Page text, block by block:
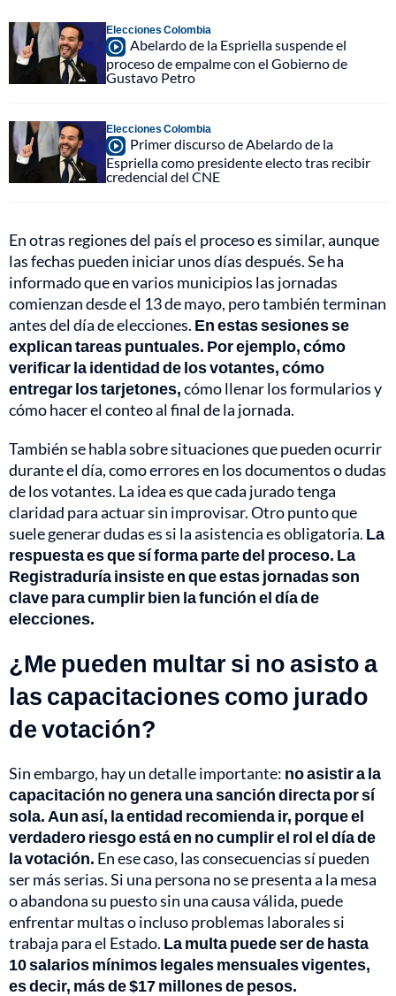
Elecciones Colombia
Abelardo de la Espriella suspende el
proceso de empalme con el Gobierno de
Gustavo Petro
Elecciones Colombia
Primer discurso de Abelardo de la
Espriella como presidente electo tras recibir
credencial del CNE
En otras regiones del país el proceso es similar, aunque
las fechas pueden iniciar unos días después. Se ha
informado que en varios municipios las jornadas
comienzan desde el 13 de mayo, pero también terminan
antes del día de elecciones. En estas sesiones se
explican tareas puntuales. Por ejemplo, cómo
verificar la identidad de los votantes, cómo
entregar los tarjetones,cómo llenar los formularios y
cómo hacer el conteo al final de la jornada.
También se habla sobre situaciones que pueden ocurrir
durante el día, como errores en los documentos o dudas
de los votantes. La idea es que cada jurado tenga
claridad para actuar sin improvisar. Otro punto que
suele generar dudas es si la asistencia es obligatoria. La
respuesta es que sí forma parte del proceso. La
Registraduría insiste en que estas jornadas son
clave para cumplir bien la función el día de
elecciones.
¿Me pueden multar si no asisto a
las capacitaciones como jurado
de votación?
Sin embargo, hay un detalle importante: no asistir a la
capacitación no genera una sanción directa por sí
sola. Aun así, la entidad recomienda ir, porque el
verdadero riesgo está en no cumplir el rol el día de
la votación. En ese caso, las consecuencias sí pueden
ser más serias. Si una persona no se presenta a la mesa
o abandona su puesto sin una causa válida, puede
enfrentar multas o incluso problemas laborales si
trabaja para el Estado. La multa puede ser de hasta
10 salarios mínimos legales mensuales vigentes,
es decir, más de $17 millones de pesos.